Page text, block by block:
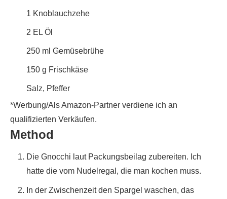
1 Knoblauchzehe
2 EL Öl
250 ml Gemüsebrühe
150 g Frischkäse
Salz, Pfeffer
*Werbung/Als Amazon-Partner verdiene ich an
qualifizierten Verkäufen.
Method
Die Gnocchi laut Packungsbeilag zubereiten. Ich
hatte die vom Nudelregal, die man kochen muss.
In der Zwischenzeit den Spargel waschen, das